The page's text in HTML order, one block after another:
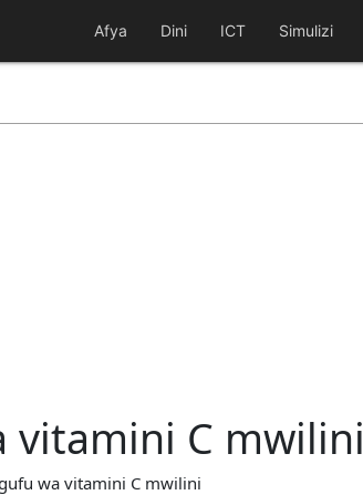
Afya Dini ICT Simulizi
vitamini C mwilini
wa vitamini C mwilini